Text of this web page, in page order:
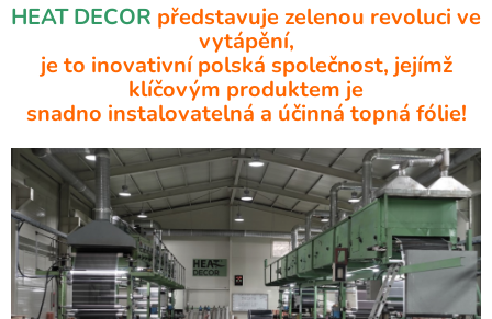
HEAT DECOR představuje zelenou revoluci ve
vytápění,
je to inovativní polská společnost, jejímž
klíčovým produktem je
snadno instalovatelná a účinná topná fólie!